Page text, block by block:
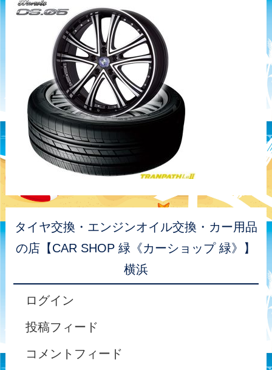
タイヤ交換・エンジンオイル交換・カー用品
の店【CAR SHOP 緑《カーショップ 緑》】
横浜
ログイン
投稿フィード
コメントフィード